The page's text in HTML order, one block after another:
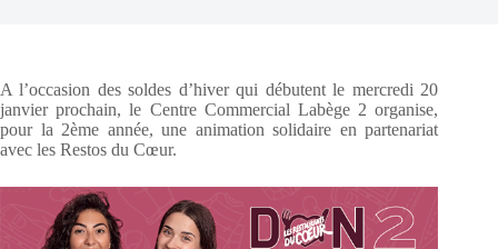
A l’occasion des soldes d’hiver qui débutent le mercredi 20
janvier prochain, le Centre Commercial Labège 2 organise,
pour la 2ème année, une animation solidaire en partenariat
avec les Restos du Cœur.